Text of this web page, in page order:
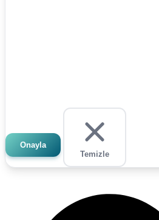
Onayla
Temizle